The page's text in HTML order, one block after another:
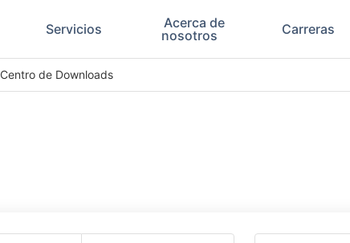
Servicios
Acerca de
nosotros
Carreras
Centro de Downloads